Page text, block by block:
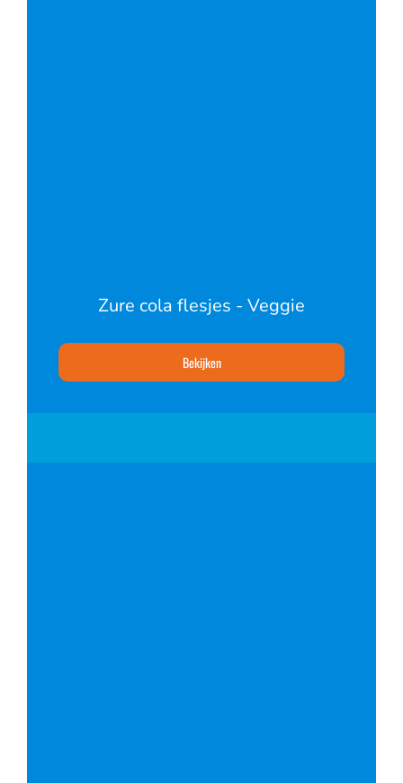
Zure cola flesjes - Veggie
Bekijken